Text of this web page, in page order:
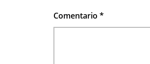
Comentario *